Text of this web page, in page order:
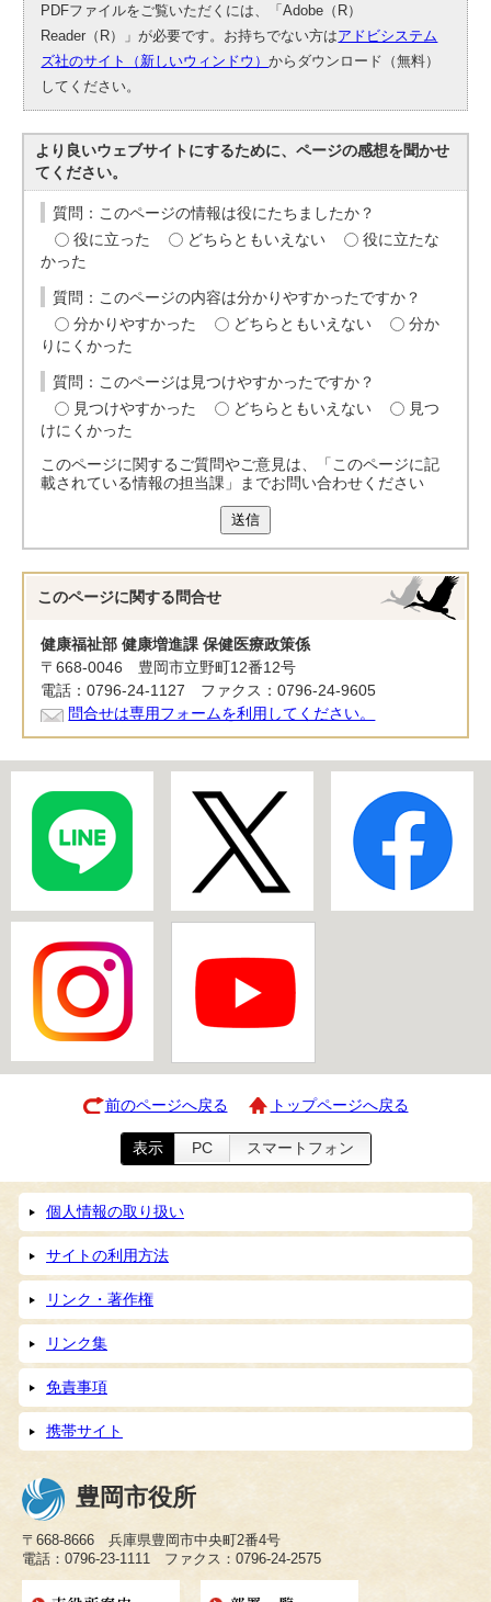
PDFファイルをご覧いただくには、「Adobe（R）
Reader（R）」が必要です。お持ちでない方はアドビシステム
ズ社のサイト（新しいウィンドウ）からダウンロード（無料）
してください。
より良いウェブサイトにするために、ページの感想を聞かせ
てください。
質問：このページの情報は役にたちましたか？
役に立った
どちらともいえない
役に立たな
かった
質問：このページの内容は分かりやすかったですか？
分かりやすかった
どちらともいえない
分か
りにくかった
質問：このページは見つけやすかったですか？
見つけやすかった
どちらともいえない
見つ
けにくかった
このページに関するご質問やご意見は、「このページに記
載されている情報の担当課」までお問い合わせください
送信
このページに関する 問合せ
健康福祉部 健康増進課 保健医療政策係
〒668-0046 豊岡市立野町12番12号
電話：0796-24-1127 ファクス：0796-24-9605
問合せは専用フォームを利用してください。
前のページへ戻る トップページへ戻る
表示 PC スマートフォン
個人情報の取り扱い
サイトの利用方法
リンク・著作権
リンク集
免責事項
携帯サイト
豊岡市役所
〒668-8666 兵庫県豊岡市中央町2番4号
電話：0796-23-1111 ファクス：0796-24-2575